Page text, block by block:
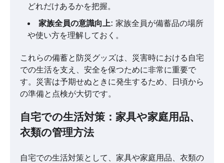
どれだけあるかを把握。
家族全員の意識向上: 家族全員が備蓄品の場所
や使い方を理解しておく。
これらの備蓄と防災グッズは、災害時における自宅
での生活を支え、安全を保つために非常に重要で
す。災害は予期せぬときに発生するため、日頃から
の準備と点検が大切です。
自宅での生活対策：家具や家庭用品、
衣類の管理方法
自宅での生活対策として、家具や家庭用品、衣類の